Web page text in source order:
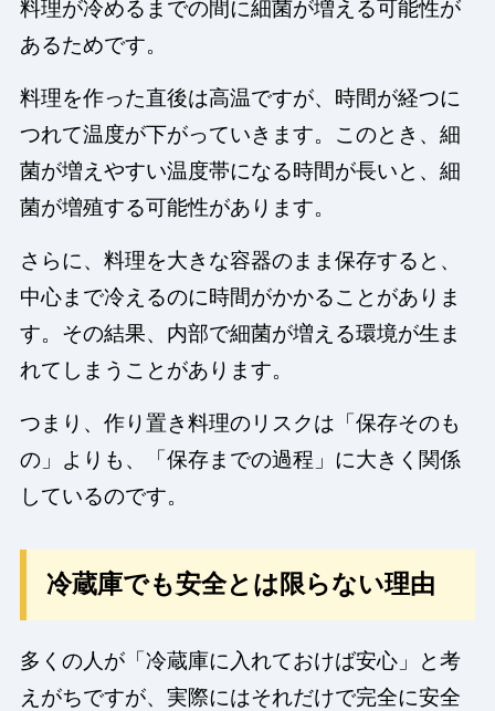
料理が冷めるまでの間に細菌が増える可能性が
あるためです。
料理を作った直後は高温ですが、時間が経つに
つれて温度が下がっていきます。このとき、細
菌が増えやすい温度帯になる時間が長いと、細
菌が増殖する可能性があります。
さらに、料理を大きな容器のまま保存すると、
中心まで冷えるのに時間がかかることがありま
す。その結果、内部で細菌が増える環境が生ま
れてしまうことがあります。
つまり、作り置き料理のリスクは「保存そのも
の」よりも、「保存までの過程」に大きく関係
しているのです。
冷蔵庫でも安全とは限らない理由
多くの人が「冷蔵庫に入れておけば安心」と考
えがちですが、実際にはそれだけで完全に安全